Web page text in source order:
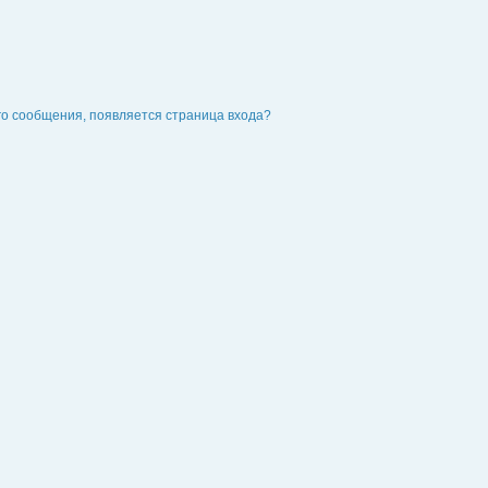
сообщения, появляется страница входа?